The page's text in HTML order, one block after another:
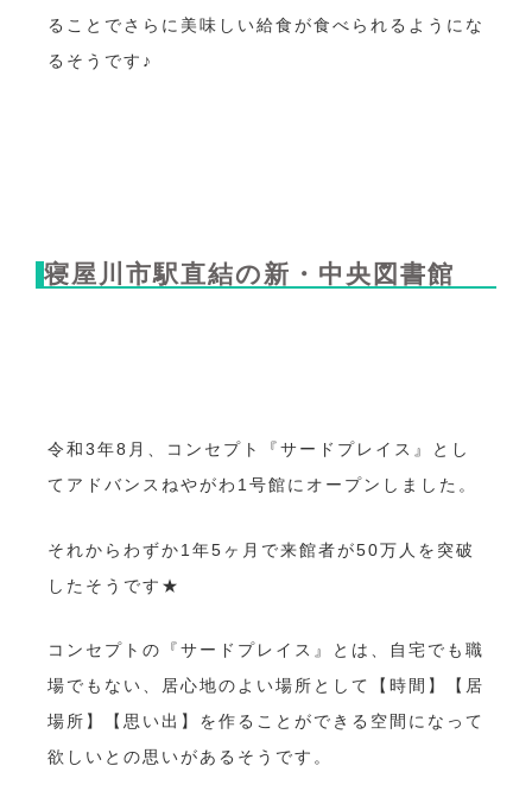
ることでさらに美味しい給食が食べられるようにな
るそうです♪
寝屋川市駅直結の新・中央図書館
令和3年8月、コンセプト『サードプレイス』とし
てアドバンスねやがわ1号館にオープンしました。
それからわずか1年5ヶ月で来館者が50万人を突破
したそうです★
コンセプトの『サードプレイス』とは、自宅でも職
場でもない、居心地のよい場所として【時間】【居
場所】【思い出】を作ることができる空間になって
欲しいとの思いがあるそうです。